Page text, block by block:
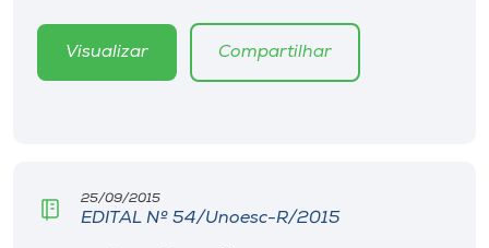
Visualizar Compartilhar
25/09/2015
EDITAL Nº 54/Unoesc-R/2015